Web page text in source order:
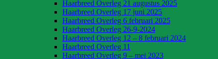
Haarbreed Overleg 21 augustus 2025
Haarbreed Overleg 17 juni 2025
Haarbreed Overleg 6 februari 2025
Haarbreed Overleg 26-9-2024
Haarbreed Overleg 12 – 8 februari 2024
Haarbreed Overleg 11
Haarbreed Overleg 9 – mei 2023